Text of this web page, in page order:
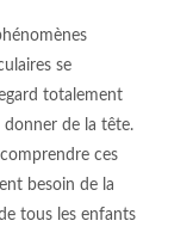
se
totalement
de la tête.
ces
besoin de la
tous les enfants